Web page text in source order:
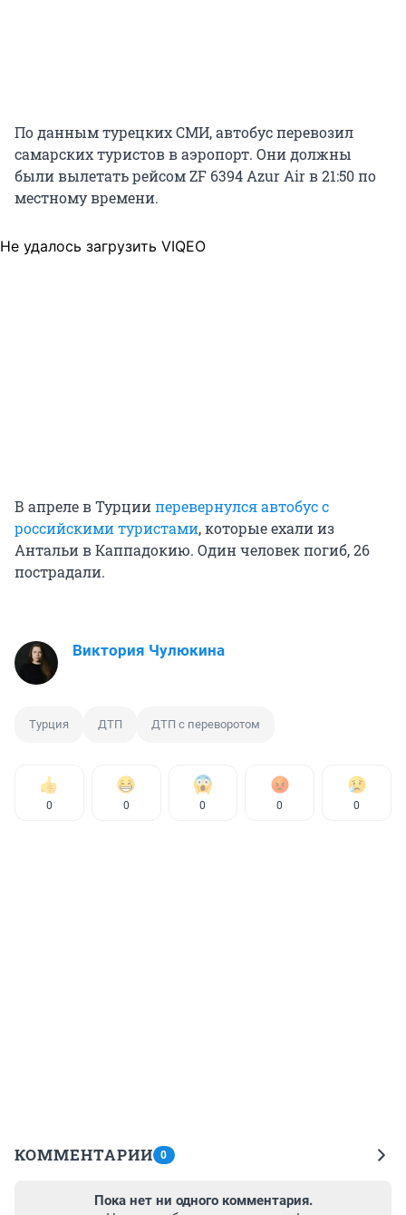
По данным турецких СМИ, автобус перевозил
самарских туристов в аэропорт. Они должны
были вылетать рейсом ZF 6394 Azur Air в 21:50 по
местному времени.
Не удалось загрузить VIQEO
В апреле в Турцииперевернулся автобус с
российскими туристами, которые ехали из
Антальи в Каппадокию. Один человек погиб, 26
пострадали.
Виктория Чулюкина
Турция ДТП ДТП с переворотом
0 0 0 0 0
КОММЕНТАРИИ 0
Пока нет ни одного комментария.